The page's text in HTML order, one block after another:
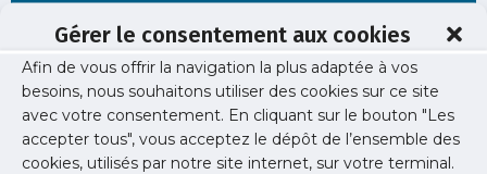
Gérer le consentement aux cookies
Afin de vous offrir la navigation la plus adaptée à vos
besoins, nous souhaitons utiliser des cookies sur ce site
avec votre consentement. En cliquant sur le bouton "Les
accepter tous", vous acceptez le dépôt de l’ensemble des
cookies, utilisés par notre site internet, sur votre terminal.
[wppb-register form_name="inscription"
redirect_url="https://www.urps-med-idf.org/dechets-dactivite-
de-soins-a-risques-infectieux-dasri-circuit/"]